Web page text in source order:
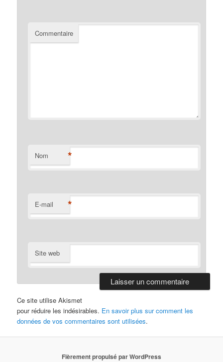
Commentaire
Nom *
E-mail *
Site web
Ce site utilise Akismet
pour réduire les indésirables. En savoir plus sur comment les
données de vos commentaires sont utilisées.
Fièrement propulsé par WordPress